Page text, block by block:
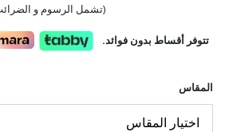
(تشمل الرسوم و
تتوفر أقساط بدون فوائد.
المقاس
اختيار المقاس